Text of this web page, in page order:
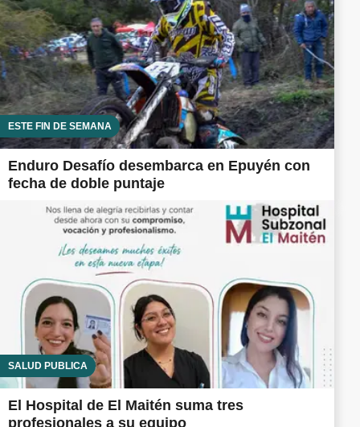
ESTE FIN DE SEMANA
Enduro Desafío desembarca en Epuyén con
fecha de doble puntaje
SALUD PÚBLICA
El Hospital de El Maitén suma tres
profesionales a su equipo